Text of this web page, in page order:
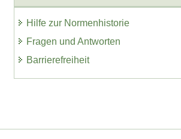
Hilfe zur Normenhistorie
Fragen und Antworten
Barrierefreiheit